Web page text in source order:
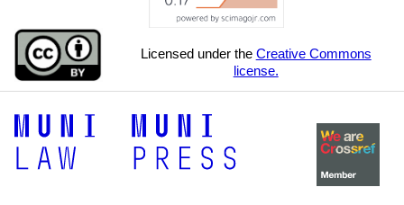
Licensed under the Creative Commons
license.